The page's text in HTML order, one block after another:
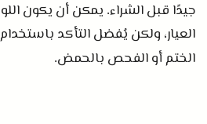
جيدًا قبل الشراء. يمكن أن يكون
العيار، ولكن يُفضل التأكد
الختم أو الفحص بالحمض.